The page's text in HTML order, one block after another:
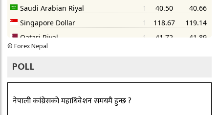
©Forex Nepal
POLL
नेपाली कांग्रेसको महाधिवेशन समयमै हुन्छ ?